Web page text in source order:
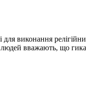
виконання
вважають, що